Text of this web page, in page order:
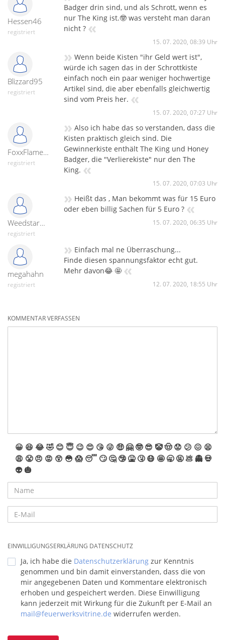
Hessen46
registriert
Badger drin sind, und als Schrott, wenn es
nur The King ist.🤓 was versteht man daran
nicht ? «
15. 07. 2020, 08:39 Uhr
Blizzard95
registriert
» Wenn beide Kisten "ihr Geld wert ist",
würde ich sagen das in der Schrottkiste
einfach noch ein paar weniger hochwertige
Artikel sind, die aber ebenfalls gleichwertig
sind vom Preis her. «
15. 07. 2020, 07:27 Uhr
FoxxFlameTv
registriert
» Also ich habe das so verstanden, dass die
Kisten praktisch gleich sind. Die
Gewinnerkiste enthält The King und Honey
Badger, die "Verlierekiste" nur den The
King. «
15. 07. 2020, 07:03 Uhr
Weedstar1896
registriert
» Heißt das , Man bekommt was für 15 Euro
oder eben billig Sachen für 5 Euro ? «
15. 07. 2020, 06:35 Uhr
megahahn
registriert
» Einfach mal ne Überraschung...
Finde diesen spannungsfaktor echt gut.
Mehr davon😂 🤩 «
12. 07. 2020, 18:55 Uhr
KOMMENTAR VERFASSEN
😀 😆 😂🤣 😊 😇 😉 😍 😘 😜 🤑 🤗 🤓 😎 🤡🤠 😟 😕 😖 😫
😩 😤 😠 😡 😲 😳 😱 😴 🙄 🤔 🤥 🤮 🤧 😷 🤩 🥱 🤬 💩 👻 💀
👽 🎃
EINWILLIGUNGSERKLÄRUNG DATENSCHUTZ
Ja, ich habe die Datenschutzerklärung zur Kenntnis
genommen und bin damit einverstanden, dass die von
mir angegebenen Daten und Kommentare elektronisch
erhoben und gespeichert werden. Diese Einwilligung
kann jederzeit mit Wirkung für die Zukunft per E-Mail an
mail@feuerwerksvitrine.de widerrufen werden.